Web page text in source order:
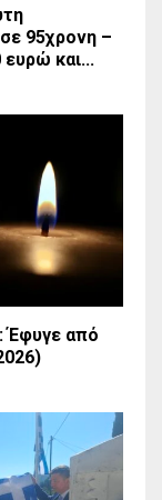
95χρονη –
και...
Έφυγε από